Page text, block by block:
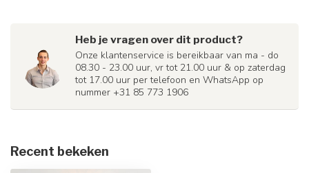
Heb je vragen over dit product?
Onze klantenservice is bereikbaar van ma - do
08.30 - 23.00 uur, vr tot 21.00 uur & op zaterdag
tot 17.00 uur per telefoon en WhatsApp op
nummer +31 85 773 1906
Recent bekeken